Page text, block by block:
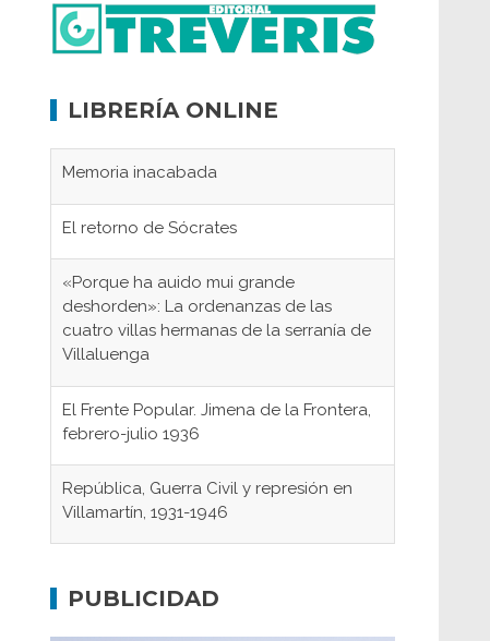
LIBRERÍA ONLINE
Memoria inacabada
El retorno de Sócrates
«Porque ha auido mui grande
deshorden»: La ordenanzas de las
cuatro villas hermanas de la serranía de
Villaluenga
El Frente Popular. Jimena de la Frontera,
febrero-julio 1936
República, Guerra Civil y represión en
Villamartín, 1931-1946
concentración nazis
PUBLICIDAD